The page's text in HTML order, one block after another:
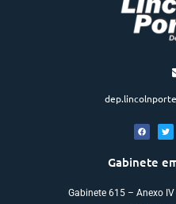
Gabinete
Gabinete 615 – Anexo